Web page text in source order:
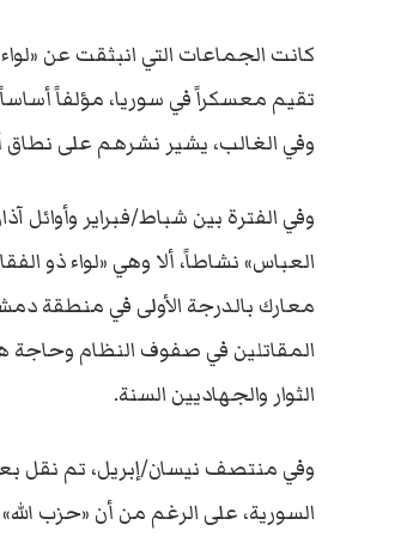
كانت الجماعات التي انبثقت عن
تقيم معسكراً في سوريا، مؤلفاً
وفي الغالب، يشير نشرهم على
العباس» نشاطاً، ألا وهي «لواء ذو
المقاتلين في صفوف النظام
الثوار والجهاديين السنة.
وفي منتصف نيسان/إبريل، تم نقل
السورية، على الرغم من أن «حزب